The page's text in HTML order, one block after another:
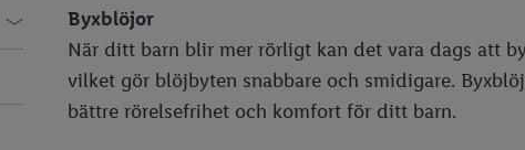
Byxblöjor
När ditt barn blir mer rörligt kan det vara dags att
vilket gör blöjbyten snabbare och smidigare.
bättre rörelsefrihet och komfort för ditt barn.